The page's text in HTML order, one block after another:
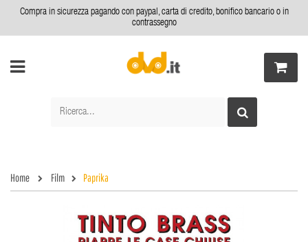
Compra in sicurezza pagando con paypal, carta di credito, bonifico bancario o in
contrassegno
Home Film Paprika